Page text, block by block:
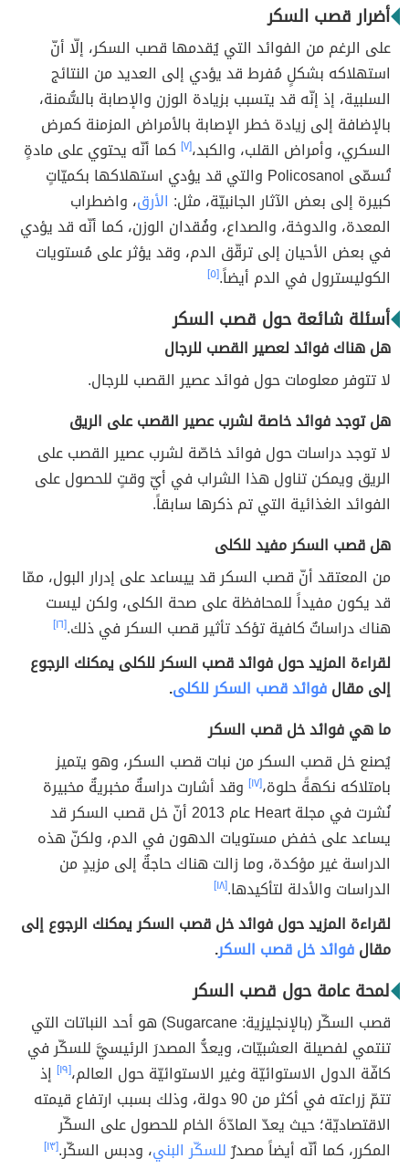
أضرار قصب السكر
على الرغم من الفوائد التي يُقدمها قصب السكر، إلّا أنّ
استهلاكه بشكلٍ مُفرط قد يؤدي إلى العديد من النتائج
السلبية، إذ إنّه قد يتسبب بزيادة الوزن والإصابة بالسُّمنة،
بالإضافة إلى زيادة خطر الإصابة بالأمراض المزمنة كمرض
السكري، وأمراض القلب، والكبد،[٧]
كما أنّه يحتوي على مادةٍ
تُسمّى Policosanol والتي قد يؤدي استهلاكها بكميّاتٍ
كبيرة إلى بعض الآثار الجانبيّة، مثل: الأرق، واضطراب
المعدة، والدوخة، والصداع، وفُقدان الوزن، كما أنّه قد يؤدي
في بعض الأحيان إلى ترقّق الدم، وقد يؤثر على مُستويات
الكوليسترول في الدم أيضاً.[٥]
أسئلة شائعة حول قصب السكر
هل هناك فوائد لعصير القصب للرجال
لا تتوفر معلومات حول فوائد عصير القصب للرجال.
هل توجد فوائد خاصة لشرب عصير القصب على الريق
لا توجد دراسات حول فوائد خاصّة لشرب عصير القصب على
الريق ويمكن تناول هذا الشراب في أيّ وقتٍ للحصول على
الفوائد الغذائية التي تم ذكرها سابقاً.
هل قصب السكر مفيد للكلى
من المعتقد أنّ قصب السكر قد ييساعد على إدرار البول، ممّا
قد يكون مفيداً للمحافظة على صحة الكلى، ولكن ليست
هناك دراساتٌ كافية تؤكد تأثير قصب السكر في ذلك.[١٦]
لقراءة المزيد حول فوائد قصب السكر للكلى يمكنك الرجوع
إلى مقالفوائد قصب السكر للكلى.
ما هي فوائد خل قصب السكر
يُصنع خل قصب السكر من نبات قصب السكر، وهو يتميز
بامتلاكه نكهةً حلوة،[١٧]
وقد أشارت دراسةٌ مخبريةٌ مخبيرة
نُشرت في مجلة Heart عام 2013 أنّ خل قصب السكر قد
يساعد على خفض مستويات الدهون في الدم، ولكنّ هذه
الدراسة غير مؤكدة، وما زالت هناك حاجةٌ إلى مزيدٍ من
الدراسات والأدلة لتأكيدها.[١٨]
لقراءة المزيد حول فوائد خل قصب السكر يمكنك الرجوع إلى
مقالفوائد خل قصب السكر.
لمحة عامة حول قصب السكر
قصب السكّر (بالإنجليزية: Sugarcane) هو أحد النباتات التي
تنتمي لفصيلة العشبيّات، ويعدُّ المصدرَ الرئيسيَّ للسكّر في
كافّة الدول الاستوائيّة وغير الاستوائيّة حول العالم،[١٩]
إذ
تتمّ زراعته في أكثر من 90 دولة، وذلك بسبب ارتفاع قيمته
الاقتصاديّة؛ حيث يعدّ المادّةَ الخام للحصول على السكّر
المكرر، كما أنّه أيضاً مصدرٌللسكّر البني، ودبس السكّر.[١٣]